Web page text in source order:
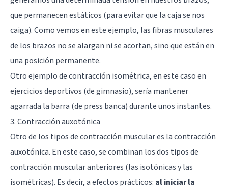
que permanecen estáticos (para evitar que la caja se nos
caiga). Como vemos en este ejemplo, las fibras musculares
de los brazos no se alargan ni se acortan, sino que están en
una posición permanente.
Otro ejemplo de contracción isométrica, en este caso en
ejercicios deportivos (de gimnasio), sería mantener
agarrada la barra (de press banca) durante unos instantes.
3. Contracción auxotónica
Otro de los tipos de contracción muscular es la contracción
auxotónica. En este caso, se combinan los dos tipos de
contracción muscular anteriores (las isotónicas y las
isométricas). Es decir, a efectos prácticos: al iniciar la